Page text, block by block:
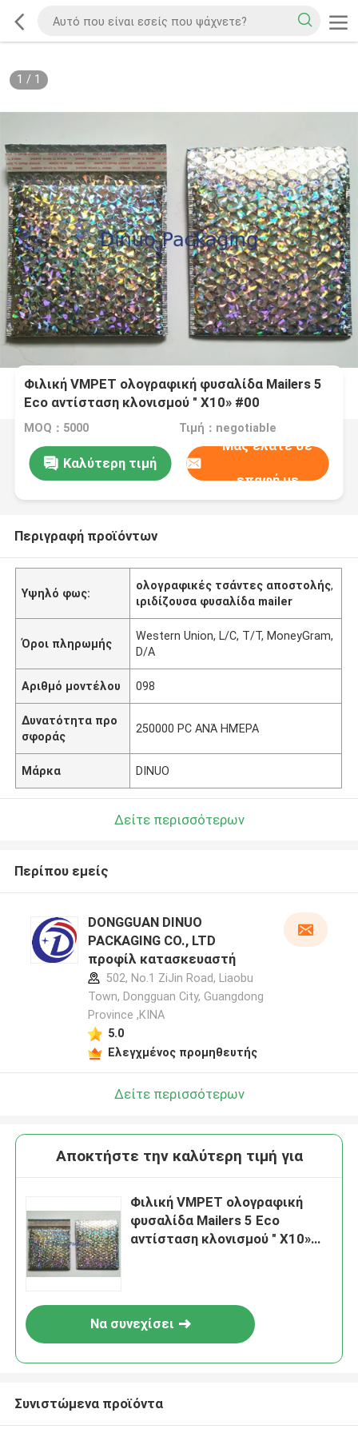
1 / 1
Φιλική VMPET ολογραφική φυσαλίδα Mailers 5
Eco αντίσταση κλονισμού " X10» #00
MOQ：5000 Τιμή：negotiable
Καλύτερη τιμή
Μας ελάτε σε
επαφή με
Περιγραφή προϊόντων
Υψηλό φως:
ολογραφικές τσάντες αποστολής,
ιριδίζουσα φυσαλίδα mailer
Όροι πληρωμής
Western Union, L/C, T/T, MoneyGram,
D/A
Αριθμό μοντέλου 098
Δυνατότητα προ
σφοράς
250000 PC ΑΝΆ ΗΜΈΡΑ
Μάρκα DINUO
Δείτε περισσότερων
Περίπου εμείς
DONGGUAN DINUO
PACKAGING CO., LTD
προφίλ κατασκευαστή
502, No.1 ZiJin Road, Liaobu
Town, Dongguan City, Guangdong
Province ,ΚΙΝΑ
5.0
Ελεγχμένος προμηθευτής
Δείτε περισσότερων
Αποκτήστε την καλύτερη τιμή για
Φιλική VMPET ολογραφική
φυσαλίδα Mailers 5 Eco
αντίσταση κλονισμού " X10»
Να συνεχίσει
Συνιστώμενα προϊόντα